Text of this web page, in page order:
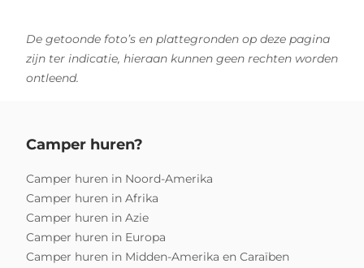
De getoonde foto’s en plattegronden op deze pagina
zijn ter indicatie, hieraan kunnen geen rechten worden
ontleend.
Camper huren?
Camper huren in Noord-Amerika
Camper huren in Afrika
Camper huren in Azie
Camper huren in Europa
Camper huren in Midden-Amerika en Caraïben